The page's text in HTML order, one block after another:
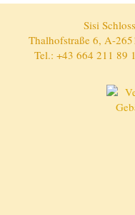
Sisi
Thalhofstraße 6, A-
Tel.: +43 664 211 89